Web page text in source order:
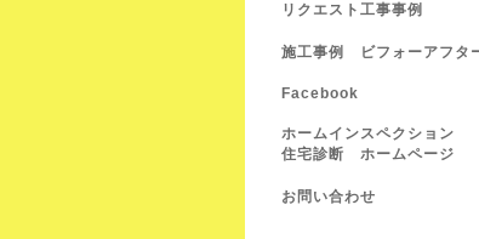
リクエスト工事事例
施工事例 ビフォーアフタ
Facebook
ホームインスペクショ
住宅診断 ホームページ
お問い合わせ